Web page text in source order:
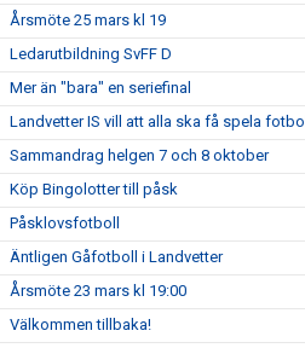
Årsmöte 25 mars kl 19
Ledarutbildning SvFF D
Mer än "bara" en seriefinal
Landvetter IS vill att alla ska få spela fotboll
Sammandrag helgen 7 och 8 oktober
Köp Bingolotter till påsk
Påsklovsfotboll
Äntligen Gåfotboll i Landvetter
Årsmöte 23 mars kl 19:00
Välkommen tillbaka!